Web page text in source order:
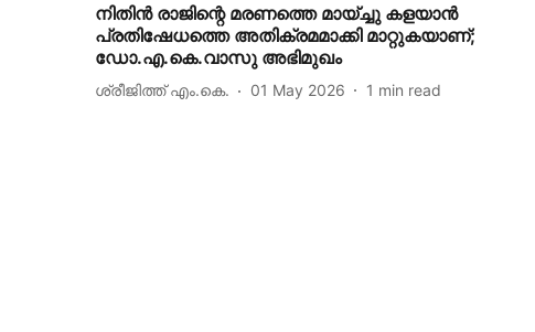
നിതിന്‍ രാജിന്റെ മരണത്തെ മായ്ച്ചു കളയാന്‍
പ്രതിഷേധത്തെ അതിക്രമമാക്കി മാറ്റുകയാണ്;
ഡോ.എ.കെ.വാസു അഭിമുഖം
ശ്രീജിത്ത് എം.കെ. 01 May 2026 1 min read